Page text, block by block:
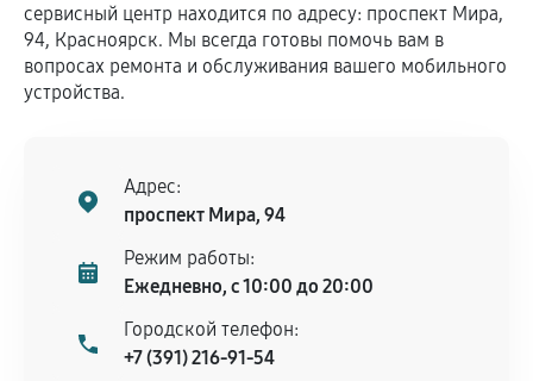
сервисный центр находится по адресу: проспект Мира,
94, Красноярск. Мы всегда готовы помочь вам в
вопросах ремонта и обслуживания вашего мобильного
устройства.
Адрес:
проспект Мира, 94
Режим работы:
Ежедневно, с 10:00 до 20:00
Городской телефон:
+7 (391) 216-91-54